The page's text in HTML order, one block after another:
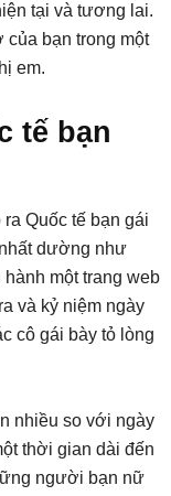
tại và tương lai.
bạn trong một
em.
tế bạn
Quốc tế bạn gái
dường như
một trang web
và kỷ niệm ngày
cô gái bày tỏ lòng
nhiều so với ngày
thời gian dài đến
người bạn nữ